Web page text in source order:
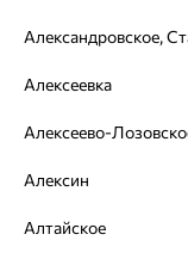
4 платежа по 2 728
Описание
Алексеевка
Алексеево-
Алексин
Алтайское